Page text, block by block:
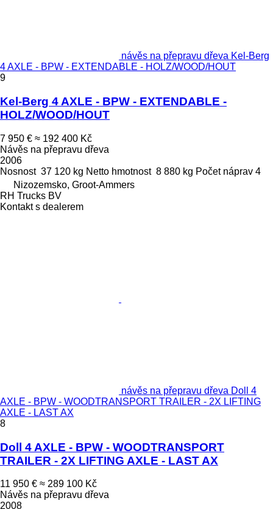
návěs na přepravu dřeva Kel-Berg
4 AXLE - BPW - EXTENDABLE - HOLZ/WOOD/HOUT
9
Kel-Berg 4 AXLE - BPW - EXTENDABLE -
HOLZ/WOOD/HOUT
7 950 € ≈ 192 400 Kč
Návěs na přepravu dřeva
2006
Nosnost 37 120 kg Netto hmotnost 8 880 kg Počet náprav 4
Nizozemsko, Groot-Ammers
RH Trucks BV
Kontakt s dealerem
návěs na přepravu dřeva Doll 4
AXLE - BPW - WOODTRANSPORT TRAILER - 2X LIFTING
AXLE - LAST AX
8
Doll 4 AXLE - BPW - WOODTRANSPORT
TRAILER - 2X LIFTING AXLE - LAST AX
11 950 € ≈ 289 100 Kč
Návěs na přepravu dřeva
2008